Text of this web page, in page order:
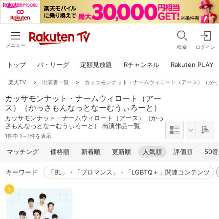
メニュー 検索 ログイン
トップ パ・リーグ 定額見放題 Rチャンネル Rakuten PLAY
楽天TV > 出演者一覧 > カッサモンナット・ナームウィロート（アース）（か
カッサモンナット・ナームウィロート（アー
ス）（かっさもんなっとなーむうぃろーと）
カッサモンナット・ナームウィロート（アース）（かっ
さもんなっとなーむうぃろーと） 出演作品一覧
1件中 1～1件を表示
マッチング 価格順 新着順 更新順 人気順 評価順 50
キーワード 「BL」・「ブロマンス」・「LGBTQ＋」関連コンテンツ
1